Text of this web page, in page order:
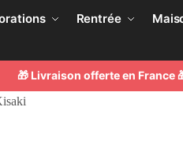
Rentrée
🎁 Livraison offerte en France